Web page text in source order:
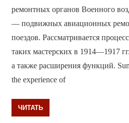
ремонтных органов Военного
— подвижных авиационных
поездов. Рассматривается
таких мастерских в 1914—1917
а также расширения функций.
the experience of
ЧИТАТЬ